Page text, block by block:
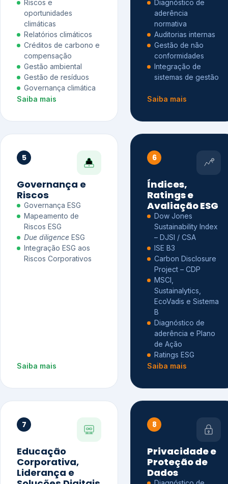
Riscos e
oportunidades
climáticas
Relatórios climáticos
Créditos de carbono e
compensação
Gestão ambiental
Gestão de resíduos
Governança climática
Saiba mais
Diagnóstico de
aderência
normativa
Auditorias internas
Gestão de não
conformidades
Integração de
sistemas de gestão
Saiba mais
5
Governança e
Riscos
Governança ESG
Mapeamento de
Riscos ESG
Due diligence ESG
Integração ESG aos
Riscos Corporativos
Saiba mais
6
Índices,
Ratings e
Avaliação ESG
Dow Jones
Sustainability Index
– DJSI / CSA
ISE B3
Carbon Disclosure
Project – CDP
MSCI,
Sustainalytics,
EcoVadis e Sistema
B
Diagnóstico de
aderência e Plano
de Ação
Ratings ESG
Saiba mais
7
Educação
Corporativa,
Liderança e
8
Privacidade e
Proteção de
Dados